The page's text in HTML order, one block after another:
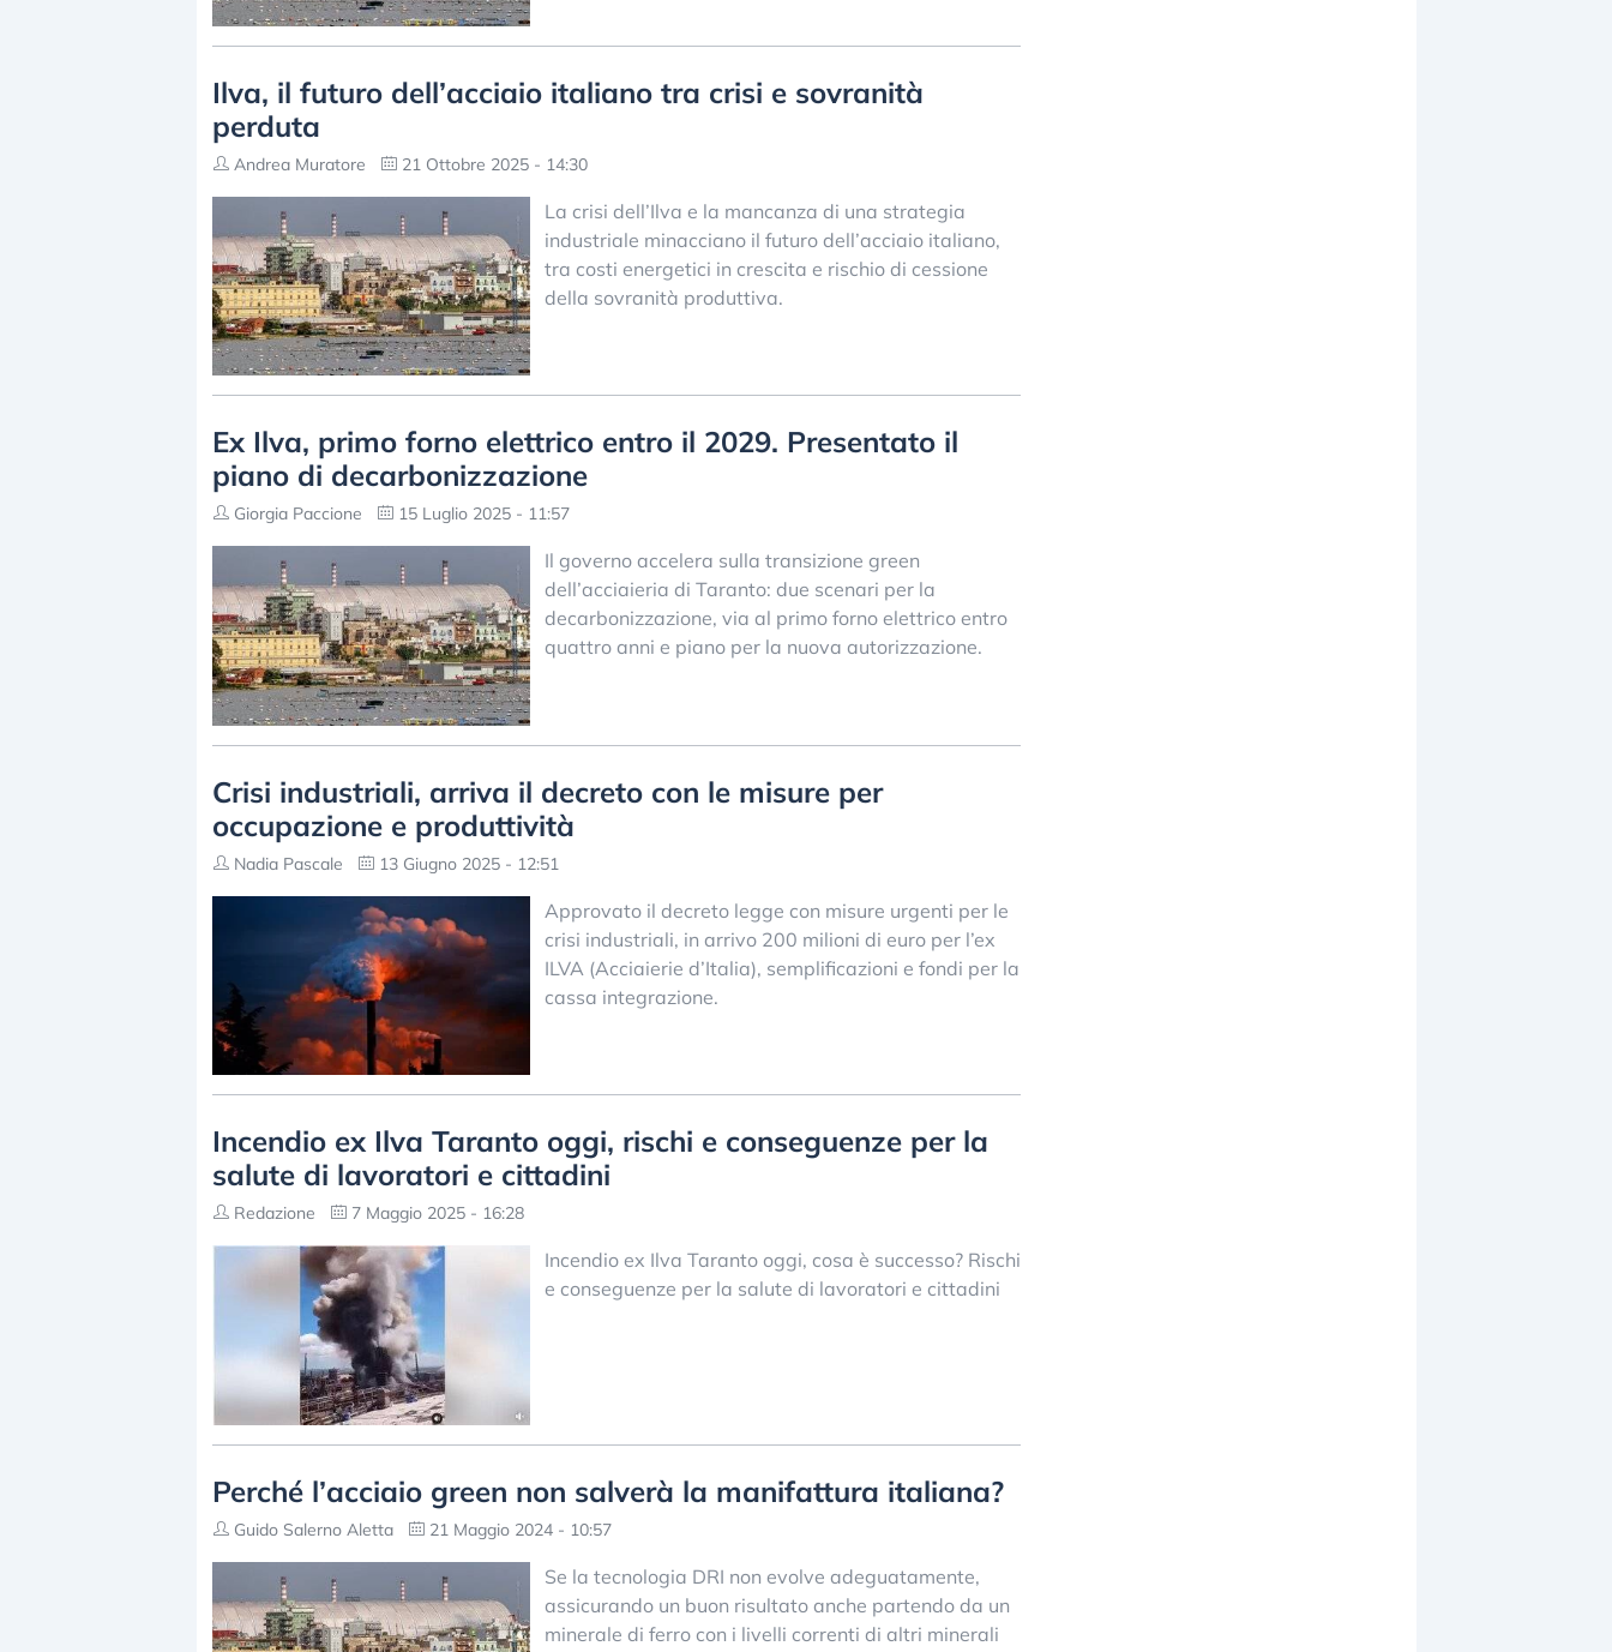
Ilva, il futuro dell’acciaio italiano tra crisi e sovranità
perduta
Andrea Muratore 21 Ottobre 2025 - 14:30
La crisi dell’Ilva e la mancanza di una strategia
industriale minacciano il futuro dell’acciaio italiano,
tra costi energetici in crescita e rischio di cessione
della sovranità produttiva.
Ex Ilva, primo forno elettrico entro il 2029. Presentato il
piano di decarbonizzazione
Giorgia Paccione 15 Luglio 2025 - 11:57
Il governo accelera sulla transizione green
dell’acciaieria di Taranto: due scenari per la
decarbonizzazione, via al primo forno elettrico entro
quattro anni e piano per la nuova autorizzazione.
Crisi industriali, arriva il decreto con le misure per
occupazione e produttività
Nadia Pascale 13 Giugno 2025 - 12:51
Approvato il decreto legge con misure urgenti per le
crisi industriali, in arrivo 200 milioni di euro per l’ex
ILVA (Acciaierie d’Italia), semplificazioni e fondi per la
cassa integrazione.
Incendio ex Ilva Taranto oggi, rischi e conseguenze per la
salute di lavoratori e cittadini
Redazione 7 Maggio 2025 - 16:28
Incendio ex Ilva Taranto oggi, cosa è successo? Rischi
e conseguenze per la salute di lavoratori e cittadini
Perché l’acciaio green non salverà la manifattura italiana?
Guido Salerno Aletta 21 Maggio 2024 - 10:57
Se la tecnologia DRI non evolve adeguatamente,
assicurando un buon risultato anche partendo da un
minerale di ferro con i livelli correnti di altri minerali